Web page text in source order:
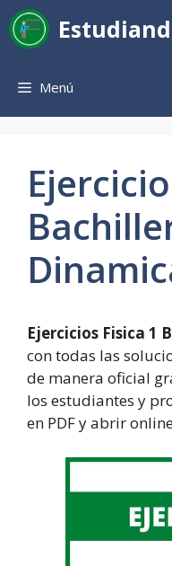
Saltar
al
contenido
Menú
Ejercicios Fisica 1
con todas las
de manera oficial
los estudiantes y
en PDF y abrir